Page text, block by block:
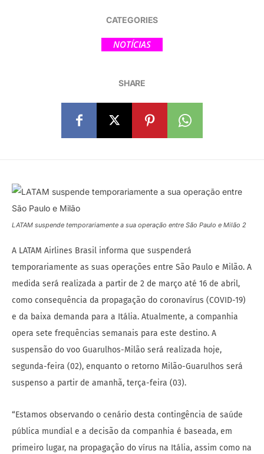
CATEGORIES
NOTÍCIAS
SHARE
LATAM suspende temporariamente a sua operação entre São Paulo e Milão 2
A LATAM Airlines Brasil informa que suspenderá
temporariamente as suas operações entre São Paulo e Milão. A
medida será realizada a partir de 2 de março até 16 de abril,
como consequência da propagação do coronavírus (COVID-19)
e da baixa demanda para a Itália. Atualmente, a companhia
opera sete frequências semanais para este destino. A
suspensão do voo Guarulhos-Milão será realizada hoje,
segunda-feira (02), enquanto o retorno Milão-Guarulhos será
suspenso a partir de amanhã, terça-feira (03).
“Estamos observando o cenário desta contingência de saúde
pública mundial e a decisão da companhia é baseada, em
primeiro lugar, na propagação do vírus na Itália, assim como na